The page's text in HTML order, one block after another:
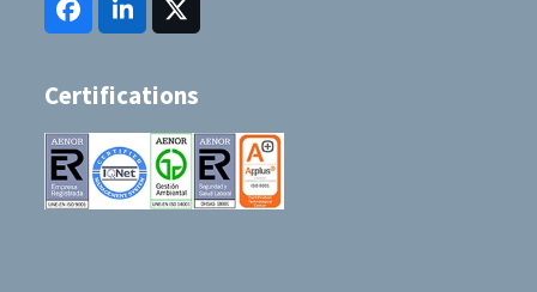
FacebookLinkedInTwitter
(deprecated)
Certifications